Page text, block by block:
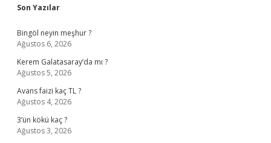
Sidebar
Son Yazılar
Bingöl neyin meşhur ?
Ağustos 6, 2026
Kerem Galatasaray’da mı ?
Ağustos 5, 2026
Avans faizi kaç TL ?
Ağustos 4, 2026
3’ün kökü kaç ?
Ağustos 3, 2026